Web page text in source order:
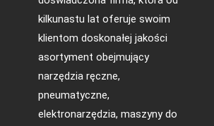
kilkunastu lat oferuje swoim
klientom doskonałej jakości
asortyment obejmujący
narzędzia ręczne,
pneumatyczne,
elektronarzędzia, maszyny do